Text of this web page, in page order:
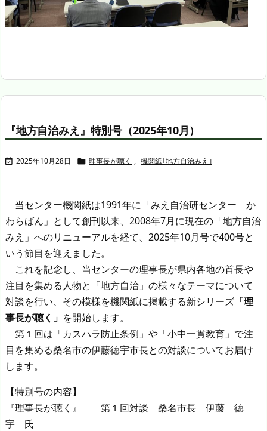
『地方自治みえ』特別号（2025年10月）
 2025年10月28日  理事長が聴く , 機関紙｢地方自治みえ｣
当センター機関紙は1991年に「みえ自治研センター か
わらばん」として創刊以来、2008年7月に現在の「地方自治
みえ」へのリニューアルを経て、2025年10月号で400号と
いう節目を迎えました。
これを記念し、当センターの理事長が県内各地の首長や
注目を集める人物と「地方自治」の様々なテーマについて
対談を行い、その模様を機関紙に掲載する新シリーズ 「理
事長が聴く」 を開始します。
第１回は「カスハラ防止条例」や「小中一貫教育」で注
目を集める桑名市の伊藤徳宇市長との対談についてお届け
します。
【特別号の内容】
『理事長が聴く』 第１回対談 桑名市長 伊藤 徳
宇 氏